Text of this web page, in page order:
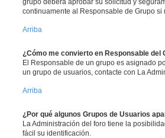
grupo deberá aprobar su solicitud y
continuamente al Responsable de Grupo
Arriba
¿Cómo me convierto en Responsable del
El Responsable de un grupo es asignado
un grupo de usuarios, contacte con La
Arriba
¿Por qué algunos Grupos de Usuarios
La Administración del foro tiene la
fácil su identificación.